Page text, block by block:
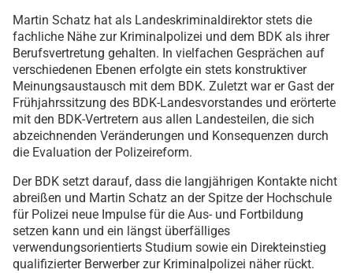
Martin Schatz hat als Landeskriminaldirektor stets die
fachliche Nähe zur Kriminalpolizei und dem BDK als ihrer
Berufsvertretung gehalten. In vielfachen Gesprächen auf
verschiedenen Ebenen erfolgte ein stets konstruktiver
Meinungsaustausch mit dem BDK. Zuletzt war er Gast der
Frühjahrssitzung des BDK-Landesvorstandes und erörterte
mit den BDK-Vertretern aus allen Landesteilen, die sich
abzeichnenden Veränderungen und Konsequenzen durch
die Evaluation der Polizeireform.
Der BDK setzt darauf, dass die langjährigen Kontakte nicht
abreißen und Martin Schatz an der Spitze der Hochschule
für Polizei neue Impulse für die Aus- und Fortbildung
setzen kann und ein längst überfälliges
verwendungsorientierts Studium sowie ein Direkteinstieg
qualifizierter Berwerber zur Kriminalpolizei näher rückt.